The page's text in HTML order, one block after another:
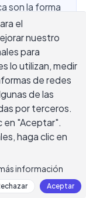
son la forma
sólidos
revisiones
te muestra
cómo se
se integra
en la
o un
algo real
el
nuestro
para
lo utilizan, medir
de redes
de las
por terceros.
en "Aceptar".
haga clic en
información
Aceptar